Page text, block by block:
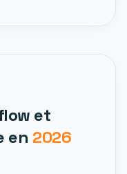
et
en 2026